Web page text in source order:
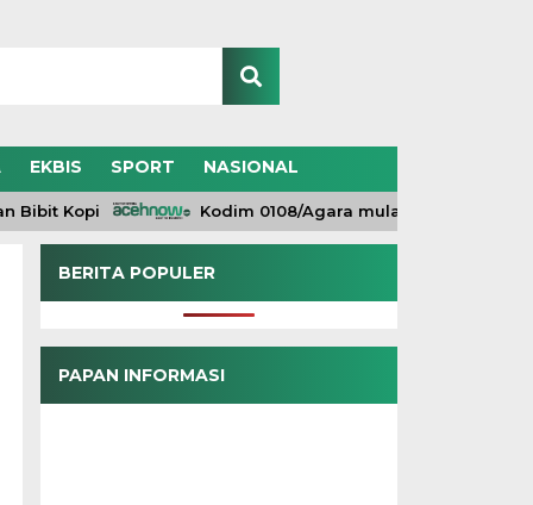
EKBIS SPORT NASIONAL
Kopi Kodim 0108/Agara mulai pasang Papan
BERITA POPULER
PAPAN INFORMASI